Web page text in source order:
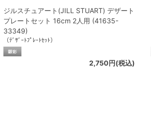
ジルスチュアート(JILL STUART) デザート
プレートセット 16cm 2人用 (41635-
33349)
（ﾃﾞｻﾞｰﾄﾌﾟﾚｰﾄｾｯﾄ）
2,750円(税込)